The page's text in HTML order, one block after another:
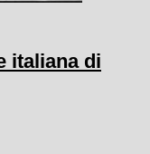
italiana di